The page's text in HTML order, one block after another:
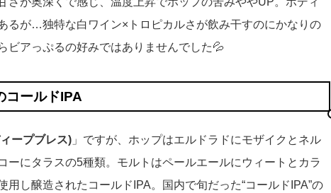
るが…独特な白ワイン×トロピカルさが飲み干すのにかなりの
ビアっぷるの好みではありませんでした💦
コールドIPA
ープブレス) 」ですが、ホップはエルドラドにモザイクとネル
ーにタラスの5種類。モルトはペールエールにウィートとカラ
用し醸造されたコールドIPA。国内で旬だった“コールドIPA”の